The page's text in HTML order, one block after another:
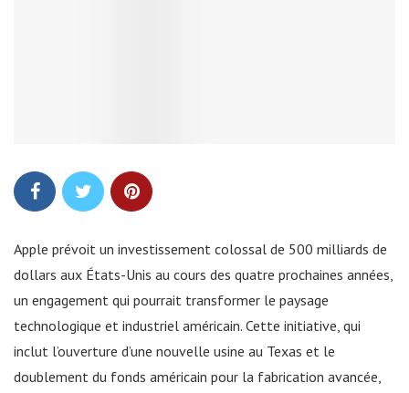
Apple prévoit un investissement colossal de 500 milliards de
dollars aux États-Unis au cours des quatre prochaines années,
un engagement qui pourrait transformer le paysage
technologique et industriel américain. Cette initiative, qui
inclut l’ouverture d’une nouvelle usine au Texas et le
doublement du fonds américain pour la fabrication avancée,